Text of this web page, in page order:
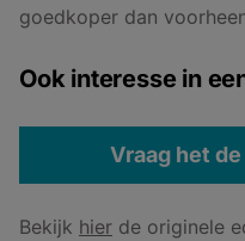
goedkoper dan
Ook interesse in
Vraag het
Bekijk hier de originele